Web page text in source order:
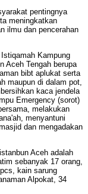
pentingnya
meningkatkan
ilmu dan pencerahan
Kampung
Aceh Tengah berupa
bibt aplukat serta
maupun di dalam pot,
kaca jendela
Emergency (sorot)
melakukan
menyantuni
dan mengadakan
Aceh adalah
sebanyak 17 orang,
kain sarung
Alpokat, 34